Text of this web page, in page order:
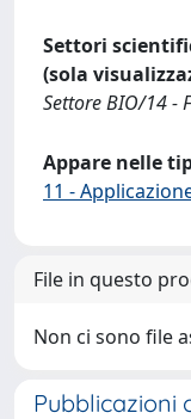
Settori
(sola
Settore BIO/14 -
Appare nelle
11 -
File in questo
Non ci sono file
Pubblicazioni